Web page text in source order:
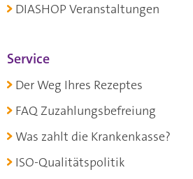
DIASHOP Veranstaltungen
Service
Der Weg Ihres Rezeptes
FAQ Zuzahlungsbefreiung
Was zahlt die Krankenkasse?
ISO-Qualitätspolitik